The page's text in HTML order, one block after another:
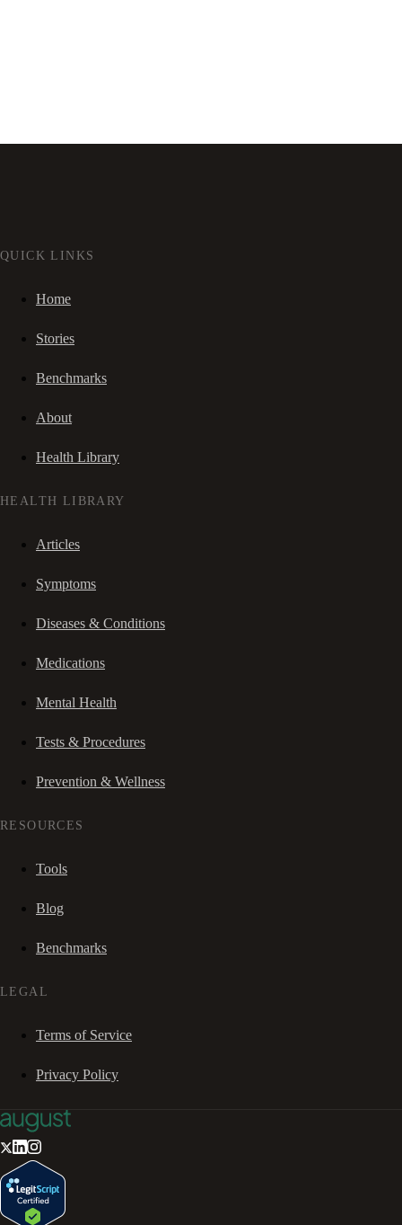
QUICK LINKS
Home
Stories
Benchmarks
About
Health Library
HEALTH LIBRARY
Articles
Symptoms
Diseases & Conditions
Medications
Mental Health
Tests & Procedures
Prevention & Wellness
RESOURCES
Tools
Blog
Benchmarks
LEGAL
Terms of Service
Privacy Policy